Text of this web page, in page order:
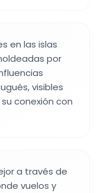
en las islas
por
visibles
conexión con
a través de
vuelos y